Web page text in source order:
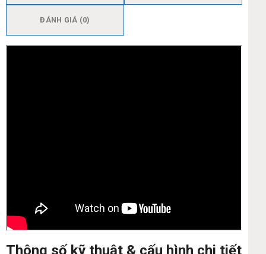
ĐÁNH GIÁ (0)
Thông số kỹ thuật & cấu hình chi tiết